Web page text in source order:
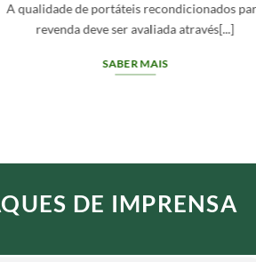
para
Grade
DE IMPRENSA